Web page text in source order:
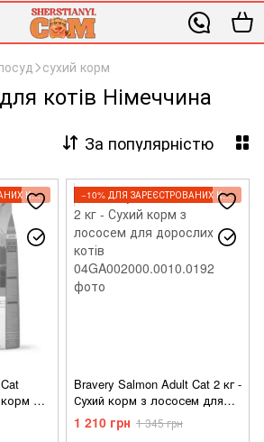
сухий корм
котів Німеччина
За популярністю
−10% ДЛЯ ЗАРЕЄСТРОВАНИХ КЛІЄНТІВ
корм з
−10% ДЛЯ ЗАРЕЄСТРОВАНИХ КЛІЄНТІВ
Bravery Salmon Adult Cat 2 кг -
Сухий корм з лососем для
дорослих котів
1 210 грн 1 345 грн